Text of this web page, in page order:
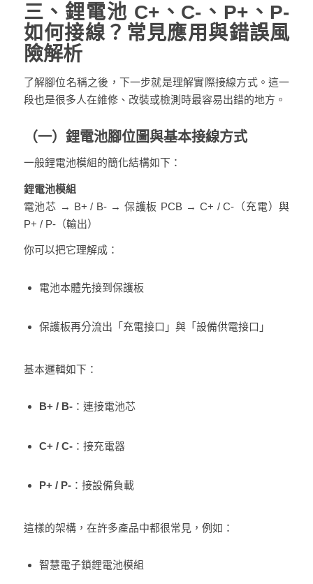
三、鋰電池 C+、C-、P+、P-
如何接線？常見應用與錯誤風
險解析
了解腳位名稱之後，下一步就是理解實際接線方式。這一
段也是很多人在維修、改裝或檢測時最容易出錯的地方。
（一）鋰電池腳位圖與基本接線方式
一般鋰電池模組的簡化結構如下：
鋰電池模組
電池芯 → B+ / B- → 保護板 PCB → C+ / C-（充電）與
P+ / P-（輸出）
你可以把它理解成：
電池本體先接到保護板
保護板再分流出「充電接口」與「設備供電接口」
基本邏輯如下：
B+ / B-：連接電池芯
C+ / C-：接充電器
P+ / P-：接設備負載
這樣的架構，在許多產品中都很常見，例如：
智慧電子鎖鋰電池模組